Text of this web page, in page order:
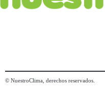
© NuestroClima, derechos reservados.